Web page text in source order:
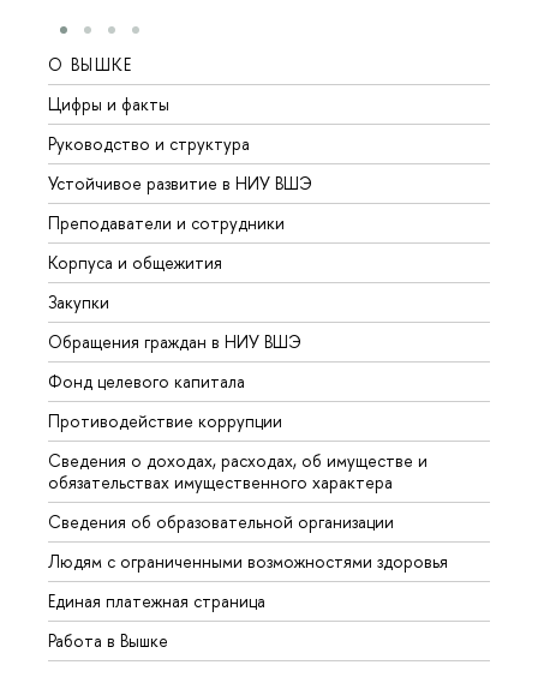
О ВЫШКЕ
Цифры и факты
Руководство и структура
Устойчивое развитие в НИУ ВШЭ
Преподаватели и сотрудники
Корпуса и общежития
Закупки
Обращения граждан в НИУ ВШЭ
Фонд целевого капитала
Противодействие коррупции
Сведения о доходах, расходах, об имуществе и
обязательствах имущественного характера
Сведения об образовательной организации
Людям с ограниченными возможностями здоровья
Единая платежная страница
Работа в Вышке